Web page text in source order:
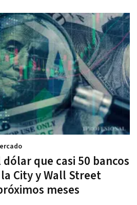
que casi 50 bancos
City y Wall Street
meses